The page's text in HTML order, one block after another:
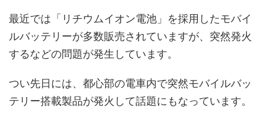
最近では「リチウムイオン電池」を採用したモバイ
ルバッテリーが多数販売されていますが、突然発火
するなどの問題が発生しています。
つい先日には、都心部の電車内で突然モバイルバッ
テリー搭載製品が発火して話題にもなっています。